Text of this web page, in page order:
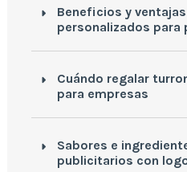
Beneficios y
personalizados para
Cuándo regalar
para empresas
Sabores e
publicitarios con